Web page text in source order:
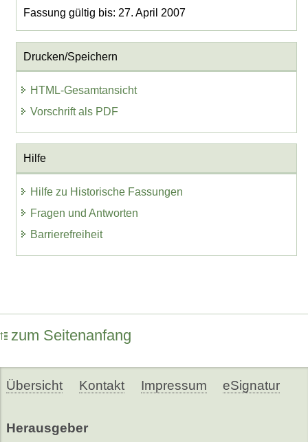
Fassung gültig bis: 27. April 2007
Drucken/Speichern
HTML-Gesamtansicht
Vorschrift als PDF
Hilfe
Hilfe zu Historische Fassungen
Fragen und Antworten
Barrierefreiheit
zum Seitenanfang
Übersicht Kontakt Impressum eSignatur
Herausgeber